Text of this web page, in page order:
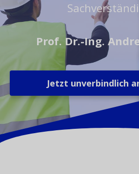
Prof. Dr.-Ing.
Jetzt unverbindlich